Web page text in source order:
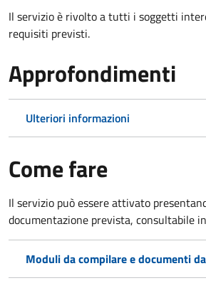
Il servizio è rivolto a tutti i soggetti
requisiti previsti.
Approfondimenti
Ulteriori informazioni
Come fare
Il servizio può essere attivato
documentazione prevista, consultabile
Moduli da compilare e documenti